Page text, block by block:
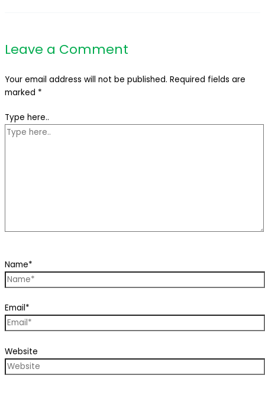
Leave a Comment
Your email address will not be published. Required fields are
marked *
Type here..
Name*
Email*
Website